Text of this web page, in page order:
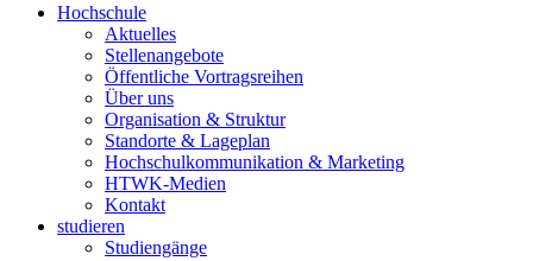
Hochschule
Aktuelles
Stellenangebote
Öffentliche Vortragsreihen
Über uns
Organisation & Struktur
Standorte & Lageplan
Hochschulkommunikation & Marketing
HTWK-Medien
Kontakt
studieren
Studiengänge